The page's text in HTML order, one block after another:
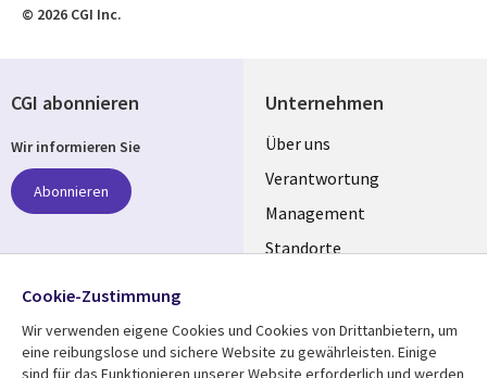
© 2026 CGI Inc.
Unternehmen
Useful
links
GERMANY
Über uns
Verantwortung
Management
Standorte
CGI abonnieren
Wir informieren Sie
Abonnieren
Folgen Sie uns
Social
Media
Cookie-Zustimmung
Wir verwenden eigene Cookies und Cookies von Drittanbietern, um
eine reibungslose und sichere Website zu gewährleisten. Einige
sind für das Funktionieren unserer Website erforderlich und werden